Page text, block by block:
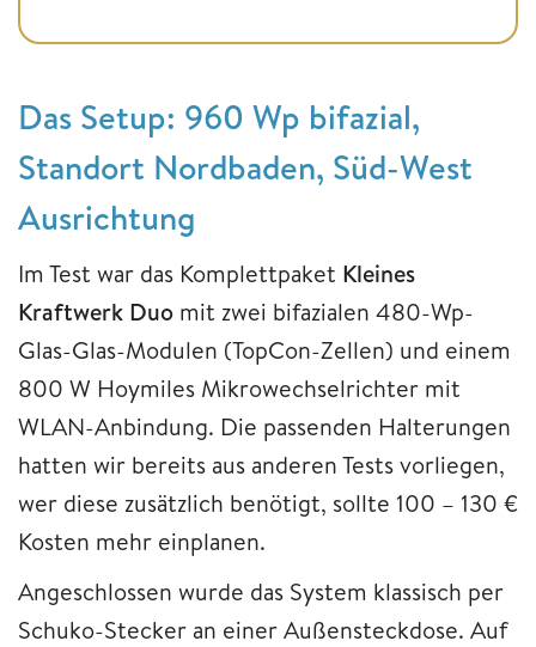
Das Setup: 960 Wp bifazial,
Standort Nordbaden, Süd-West
Ausrichtung
Im Test war das Komplettpaket Kleines
Kraftwerk Duo mit zwei bifazialen 480-Wp-
Glas-Glas-Modulen (TopCon-Zellen) und einem
800 W Hoymiles Mikrowechselrichter mit
WLAN-Anbindung. Die passenden Halterungen
hatten wir bereits aus anderen Tests vorliegen,
wer diese zusätzlich benötigt, sollte 100 – 130 €
Kosten mehr einplanen.
Angeschlossen wurde das System klassisch per
Schuko-Stecker an einer Außensteckdose. Auf